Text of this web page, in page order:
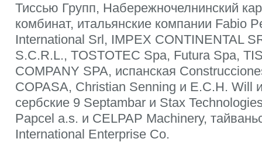
Тиссью Групп, Набережночелнинский
комбинат, итальянские компании Fabio
International Srl, IMPEX CONTINENTAL
S.C.R.L., TOSTOTEC Spa, Futura Spa,
COMPANY SPA, испанская
COPASA, Christian Senning и E.C.H. Will
сербские 9 Septambar и Stax
Papcel a.s. и CELPAP Machinery,
International Enterprise Co.